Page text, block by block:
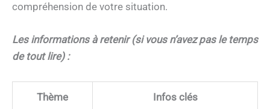
compréhension de votre situation.
Les informations à retenir (si vous n’avez pas le temps
de tout lire) :
Thème Infos clés